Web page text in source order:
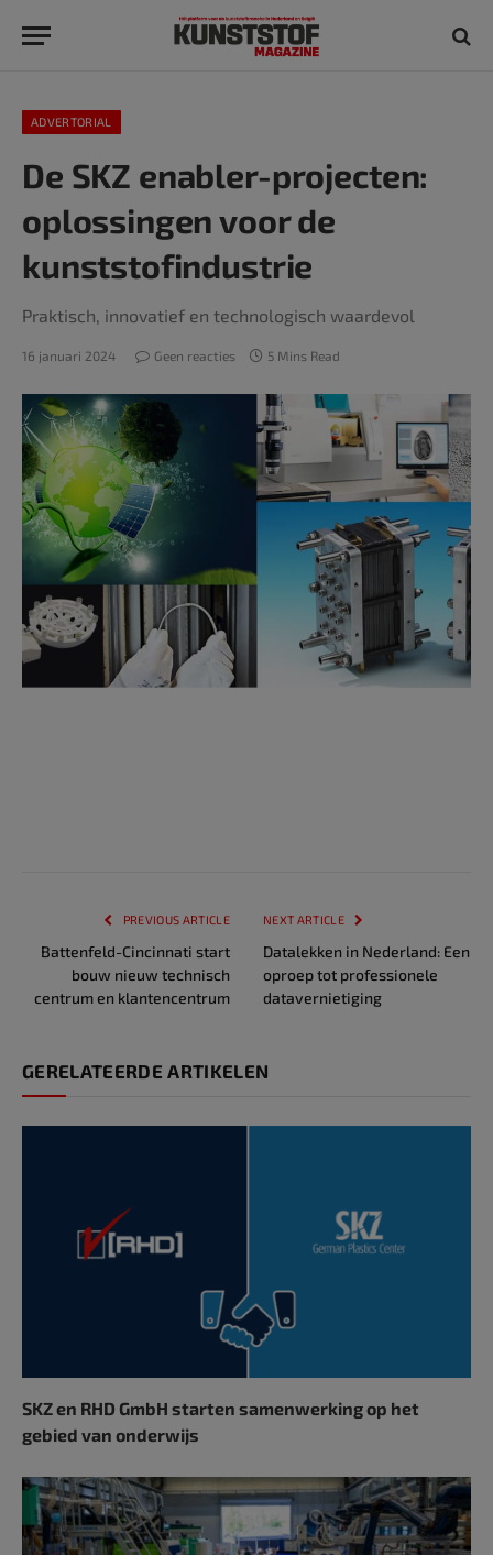
ADVERTORIAL
De SKZ enabler-projecten:
oplossingen voor de
kunststofindustrie
Praktisch, innovatief en technologisch waardevol
16 januari 2024 Geen reacties 5 Mins Read
PREVIOUS ARTICLE
Battenfeld-Cincinnati start
bouw nieuw technisch
centrum en klantencentrum
NEXT ARTICLE
Datalekken in Nederland: Een
oproep tot professionele
datavernietiging
GERELATEERDE ARTIKELEN
SKZ en RHD GmbH starten samenwerking op het
gebied van onderwijs